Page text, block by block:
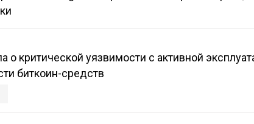
о критической уязвимости с активной
биткоин-средств